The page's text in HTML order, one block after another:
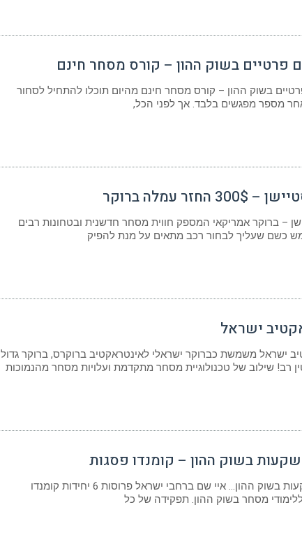
פרטיים בשוק ההון – קורס מסחר חינם
בשוק ההון – קורס מסחר חינם מהיום תוכלו להתחיל לסחור
מספר מפגשים בלבד. אך לפני הכל,
החזר עמלה ברוקר
– ברוקר אמריקאי המספק חווית מסחר חדשנית ובטחונות רבים
כשם שעליך לבחור רכב מתאים על מנת להפיק
ישראל
ישראל משמשת כברוקר ישראלי לאינטראקטיב ברוקרס, ברוקר גדול
רב! שילוב של טכנולוגיית מסחר מתקדמת ועלויות מסחר מהנמוכות
בשוק ההון – קומנדו פסגות
קורס השקעות בשוק ההון… איי שם ברחבי ישראל פרוסות 6 יחידות קומנדו
מסחר בשוק ההון. תפקידה של כל